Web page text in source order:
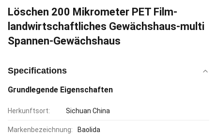
Löschen 200 Mikrometer PET Film-
landwirtschaftliches Gewächshaus-multi
Spannen-Gewächshaus
Specifications
Grundlegende Eigenschaften
Herkunftsort: Sichuan China
Markenbezeichnung: Baolida